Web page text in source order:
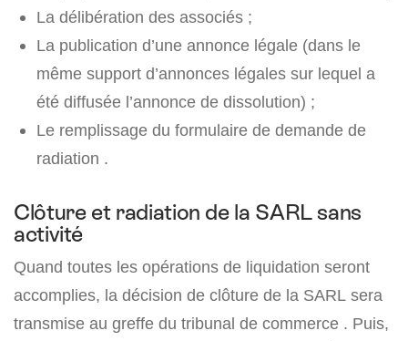
La délibération des associés ;
La publication d’une annonce légale (dans le
même support d’annonces légales sur lequel a
été diffusée l’annonce de dissolution) ;
Le remplissage du formulaire de demande de
radiation .
Clôture et radiation de la SARL sans
activité
Quand toutes les opérations de liquidation seront
accomplies, la décision de clôture de la SARL sera
transmise au greffe du tribunal de commerce . Puis,